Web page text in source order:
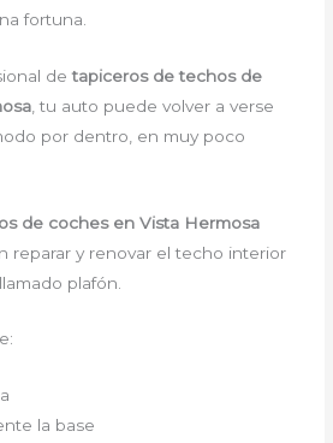
fortuna.
detapiceros de techos de
, tu auto puede volver a verse
por dentro, en muy poco
de coches en Vista Hermosa
reparar y renovar el techo interior
plafón.
la base